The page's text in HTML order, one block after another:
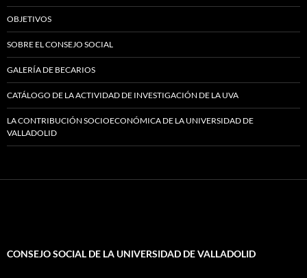
OBJETIVOS
SOBRE EL CONSEJO SOCIAL
GALERÍA DE BECARIOS
CATÁLOGO DE LA ACTIVIDAD DE INVESTIGACIÓN DE LA UVA
LA CONTRIBUCIÓN SOCIOECONÓMICA DE LA UNIVERSIDAD DE
VALLADOLID
CONSEJO SOCIAL DE LA UNIVERSIDAD DE VALLADOLID